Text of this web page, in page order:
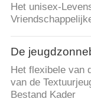
Het unisex-
De
Het flexibele van
van de
Bestand Kader